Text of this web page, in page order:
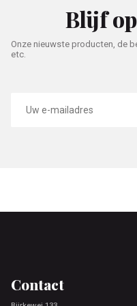
Blijf
Onze nieuwste producten, de
etc.
mailadres
Contact